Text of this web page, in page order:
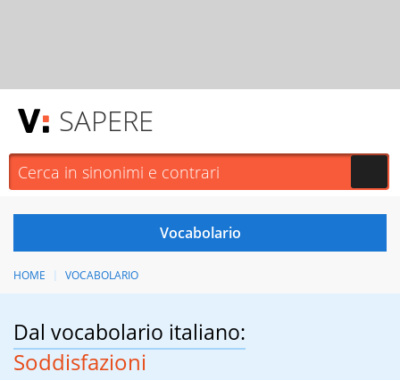
SAPERE
HOME VOCABOLARIO
Dal vocabolario italiano:
Soddisfazioni